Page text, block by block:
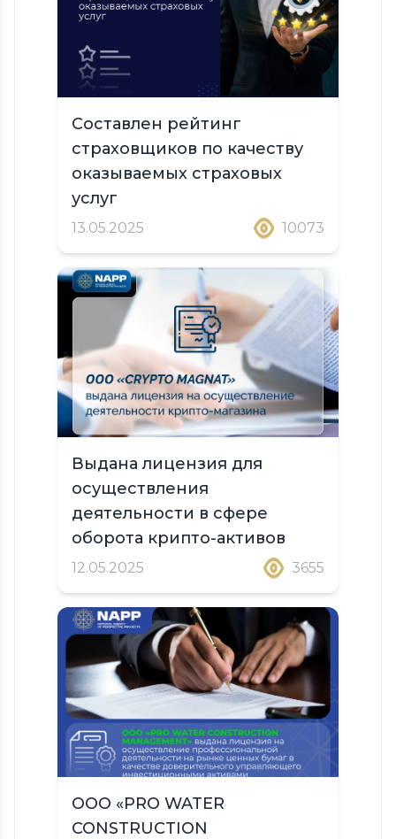
Составлен рейтинг
страховщиков по качеству
оказываемых страховых
услуг
13.05.2025 10073
Выдана лицензия для
осуществления
деятельности в сфере
оборота крипто-активов
12.05.2025 3655
ООО «PRO WATER
CONSTRUCTION